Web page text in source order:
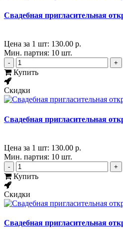
Свадебная пригласительная
Цена за 1 шт: 130.00 р.
Мин. партия: 10 шт.
- +
Купить
Скидки
Свадебная пригласительная
Цена за 1 шт: 130.00 р.
Мин. партия: 10 шт.
- +
Купить
Скидки
Свадебная пригласительная